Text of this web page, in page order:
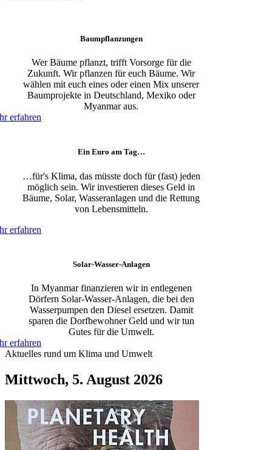
Baumpflanzungen
Wer Bäume pflanzt, trifft Vorsorge für die
Zukunft. Wir pflanzen für euch Bäume. Wir
wählen mit euch eines oder einen Mix unserer
Baumprojekte in Deutschland, Mexiko oder
Myanmar aus.
erfahren
Ein Euro am Tag…
…für's Klima, das müsste doch für (fast) jeden
möglich sein. Wir investieren dieses Geld in
Bäume, Solar, Wasseranlagen und die Rettung
von Lebensmitteln.
erfahren
Solar-Wasser-Anlagen
In Myanmar finanzieren wir in entlegenen
Dörfern Solar-Wasser-Anlagen, die bei den
Wasserpumpen den Diesel ersetzen. Damit
sparen die Dorfbewohner Geld und wir tun
Gutes für die Umwelt.
erfahren
Aktuelles rund um Klima und Umwelt
Mittwoch, 5. August 2026